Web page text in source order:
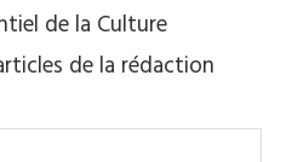
de la Culture
de la rédaction